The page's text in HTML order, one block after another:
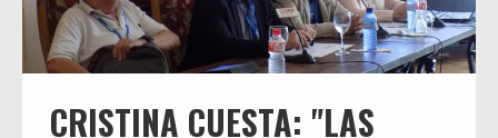
CRISTINA CUESTA: "LAS